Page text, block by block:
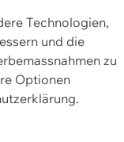
Technologien,
und die
zu
Optionen